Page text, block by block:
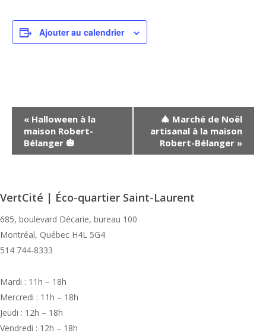
Ajouter au calendrier
Navigation
Évènement
« Halloween à la
maison Robert-
Bélanger 🎃
🎄 Marché de Noël
artisanal à la maison
Robert-Bélanger »
VertCité | Éco-quartier Saint-Laurent
685, boulevard Décarie, bureau 100
Montréal, Québec H4L 5G4
514 744-8333
Mardi : 11h – 18h
Mercredi : 11h – 18h
Jeudi : 12h – 18h
Vendredi : 12h – 18h